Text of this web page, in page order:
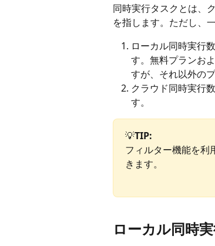
同時実行タスクとは、
を指します。ただし、
ローカル同時実行
す。無料プランお
すが、それ以外の
クラウド同時実行
す。
💡TIP:
フィルター機能を利
きます。
ローカル同時